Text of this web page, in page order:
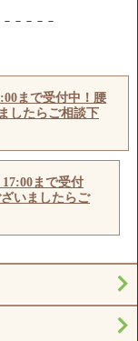
－－－－
まで受付中！腰
したらご相談下
まで受付
いましたらご